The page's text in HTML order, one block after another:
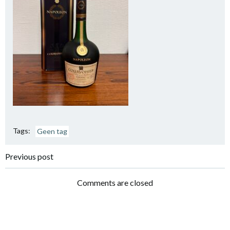
Tags: Geen tag
Bericht
navigatie
Previous post
Comments are closed